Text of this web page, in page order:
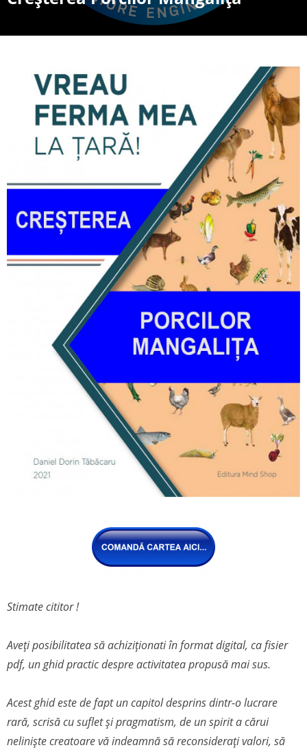
Stimate cititor !
Aveți posibilitatea să achiziționati în format digital, ca fisier
pdf, un ghid practic despre activitatea propusă mai sus.
Acest ghid este de fapt un capitol desprins dintr-o lucrare
rară, scrisă cu suflet și pragmatism, de un spirit a cărui
neliniște creatoare vă indeamnă să reconsiderați valori, să